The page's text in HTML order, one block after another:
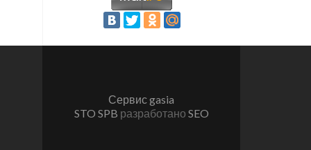
Сервис gasia
STO SPB разработано SEO